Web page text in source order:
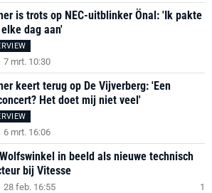
is trots op NEC-uitblinker Önal: 'Ik pakte
dag aan'
7 mrt. 10:30
keert terug op De Vijverberg: 'Een
Het doet mij niet veel'
6 mrt. 16:06
in beeld als nieuwe technisch
bij Vitesse
28 feb. 16:55 1